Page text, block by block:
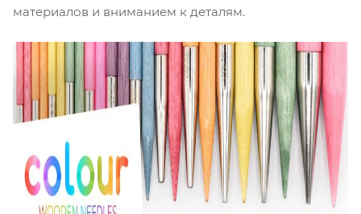
материалов и вниманием к деталям.